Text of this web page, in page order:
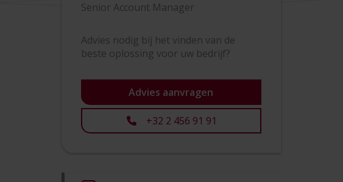
Senior Account Manager
Advies nodig bij het vinden van de
beste oplossing voor uw bedrijf?
Advies aanvragen
+32 2 456 91 91